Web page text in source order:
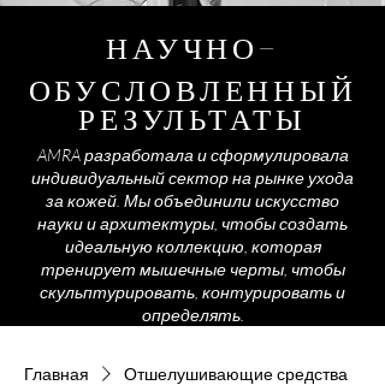
РЕЗУЛЬТАТЫ
НАУЧНО-
ОБУСЛОВЛЕННЫЙ
AMRA разработала и сформулировала
индивидуальный сектор на рынке ухода
за кожей. Мы объединили искусство
науки и архитектуры, чтобы создать
идеальную коллекцию, которая
тренирует мышечные черты, чтобы
скульптурировать, контурировать и
определять.
Главная Отшелушивающие средства